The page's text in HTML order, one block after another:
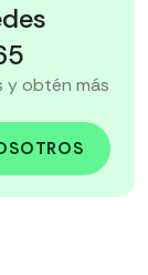
y obtén más